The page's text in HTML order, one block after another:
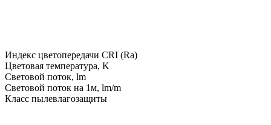
Индекс цветопередачи CRI (Ra)
Цветовая температура, K
Световой поток, lm
Световой поток на 1м, lm/m
Класс пылевлагозащиты